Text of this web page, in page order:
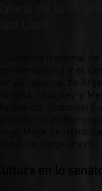
El Sistema Nacional
Iberoamericana y el
por 26 jóvenes de
Panamá, Uruguay y
Mateos del Complejo
-presidente de
Jorge Mejía de
uruguayo Jorge
Cultura en lo